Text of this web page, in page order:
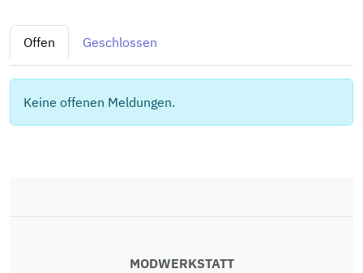
Offen Geschlossen
Keine offenen Meldungen.
MODWERKSTATT